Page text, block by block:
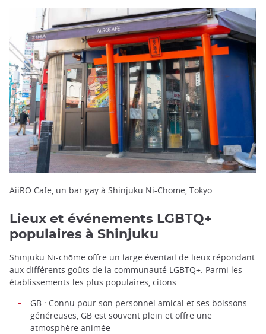
AiiRO Cafe, un bar gay à Shinjuku Ni-Chome, Tokyo
Lieux et événements LGBTQ+
populaires à Shinjuku
Shinjuku Ni-chōme offre un large éventail de lieux répondant
aux différents goûts de la communauté LGBTQ+. Parmi les
établissements les plus populaires, citons
GB : Connu pour son personnel amical et ses boissons
généreuses, GB est souvent plein et offre une
atmosphère animée